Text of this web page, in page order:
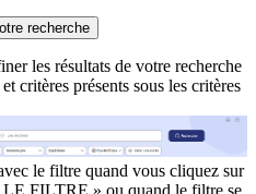
recherche
les résultats de votre recherche
critères présents sous les critères
le filtre quand vous cliquez sur
FILTRE » ou quand le filtre se